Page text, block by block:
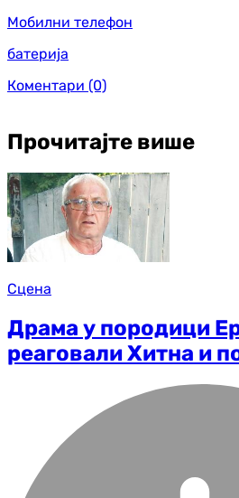
Мобилни телефон
батерија
Коментари (0)
Прочитајте више
Сцена
Драма у породици
реаговали Хитна и